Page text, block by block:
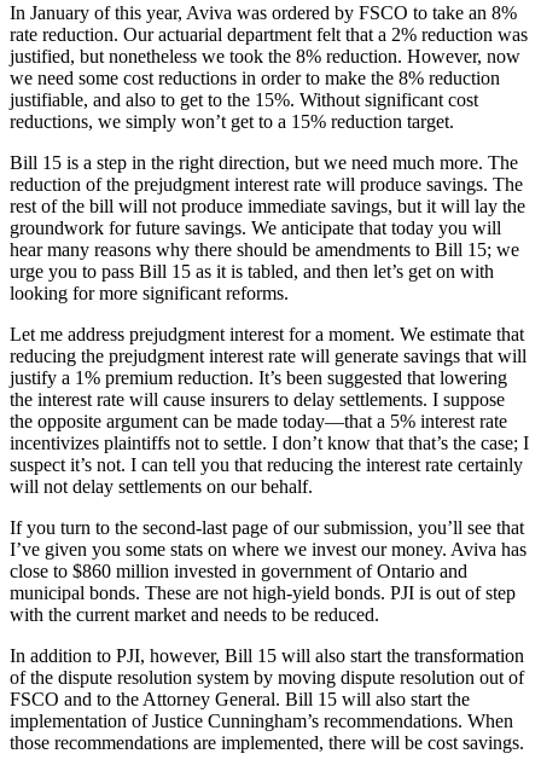
In January of this year, Aviva was ordered by FSCO to take an 8%
rate reduction. Our actuarial department felt that a 2% reduction was
justified, but nonetheless we took the 8% reduction. However, now
we need some cost reductions in order to make the 8% reduction
justifiable, and also to get to the 15%. Without significant cost
reductions, we simply won’t get to a 15% reduction target.
Bill 15 is a step in the right direction, but we need much more. The
reduction of the prejudgment interest rate will produce savings. The
rest of the bill will not produce immediate savings, but it will lay the
groundwork for future savings. We anticipate that today you will
hear many reasons why there should be amendments to Bill 15; we
urge you to pass Bill 15 as it is tabled, and then let’s get on with
looking for more significant reforms.
Let me address prejudgment interest for a moment. We estimate that
reducing the prejudgment interest rate will generate savings that will
justify a 1% premium reduction. It’s been suggested that lowering
the interest rate will cause insurers to delay settlements. I suppose
the opposite argument can be made today—that a 5% interest rate
incentivizes plaintiffs not to settle. I don’t know that that’s the case; I
suspect it’s not. I can tell you that reducing the interest rate certainly
will not delay settlements on our behalf.
If you turn to the second-last page of our submission, you’ll see that
I’ve given you some stats on where we invest our money. Aviva has
close to $860 million invested in government of Ontario and
municipal bonds. These are not high-yield bonds. PJI is out of step
with the current market and needs to be reduced.
In addition to PJI, however, Bill 15 will also start the transformation
of the dispute resolution system by moving dispute resolution out of
FSCO and to the Attorney General. Bill 15 will also start the
implementation of Justice Cunningham’s recommendations. When
those recommendations are implemented, there will be cost savings.